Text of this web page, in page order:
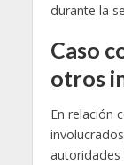
durante la
Caso
otros
En relación
autoridades